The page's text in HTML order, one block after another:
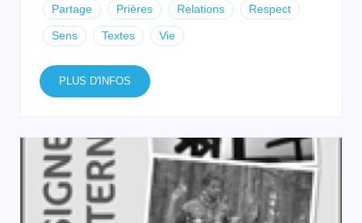
Partage Prières Relations Respect
Sens Textes Vie
PLUS D'INFOS